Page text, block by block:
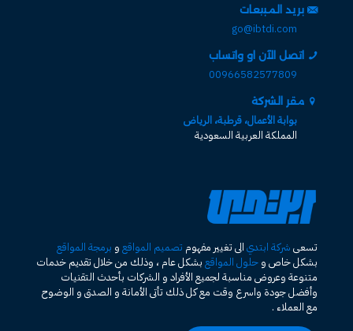
بريد المبيعات
go@ibtdi.com
اتصل الآن او واتساب
00966582577809
مقر الشركة
بوابة الأعمال، قرطبة، الرياض
المملكة العربية السعودية
تسعى شركة ابتدي الى تغيير مفهوم تصميم المواقع و برمجة المواقع
بشكل خاص و حلول المواقع بشكل عام ، وذلك من خلال تقديم خدمات
متنوعة وعروض مناسبة لجميع الأفراد و الشركات بأحدث التقنيات
وأفضل جودة واسرع وقت مع كل ذلك تأتى الأمانة و الصدق و الوضوح
مع العملاء .